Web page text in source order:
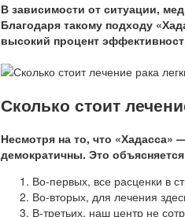
В зависимости от ситуации,
Благодаря такому подходу
высокий процент
Сколько стоит
Несмотря на то, что «Хадасса»
демократичны. Это
Во-первых, все расценки в
Во-вторых, для лечения
В-третьих, наш центр не